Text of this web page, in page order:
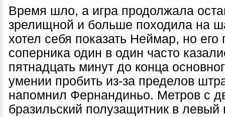
Время шло, а игра продолжала
зрелищной и больше походила на
хотел себя показать Неймар, но его
соперника один в один часто
пятнадцать минут до конца
умении пробить из-за пределов
напомнил Фернандиньо. Метров с
бразильский полузащитник в левый